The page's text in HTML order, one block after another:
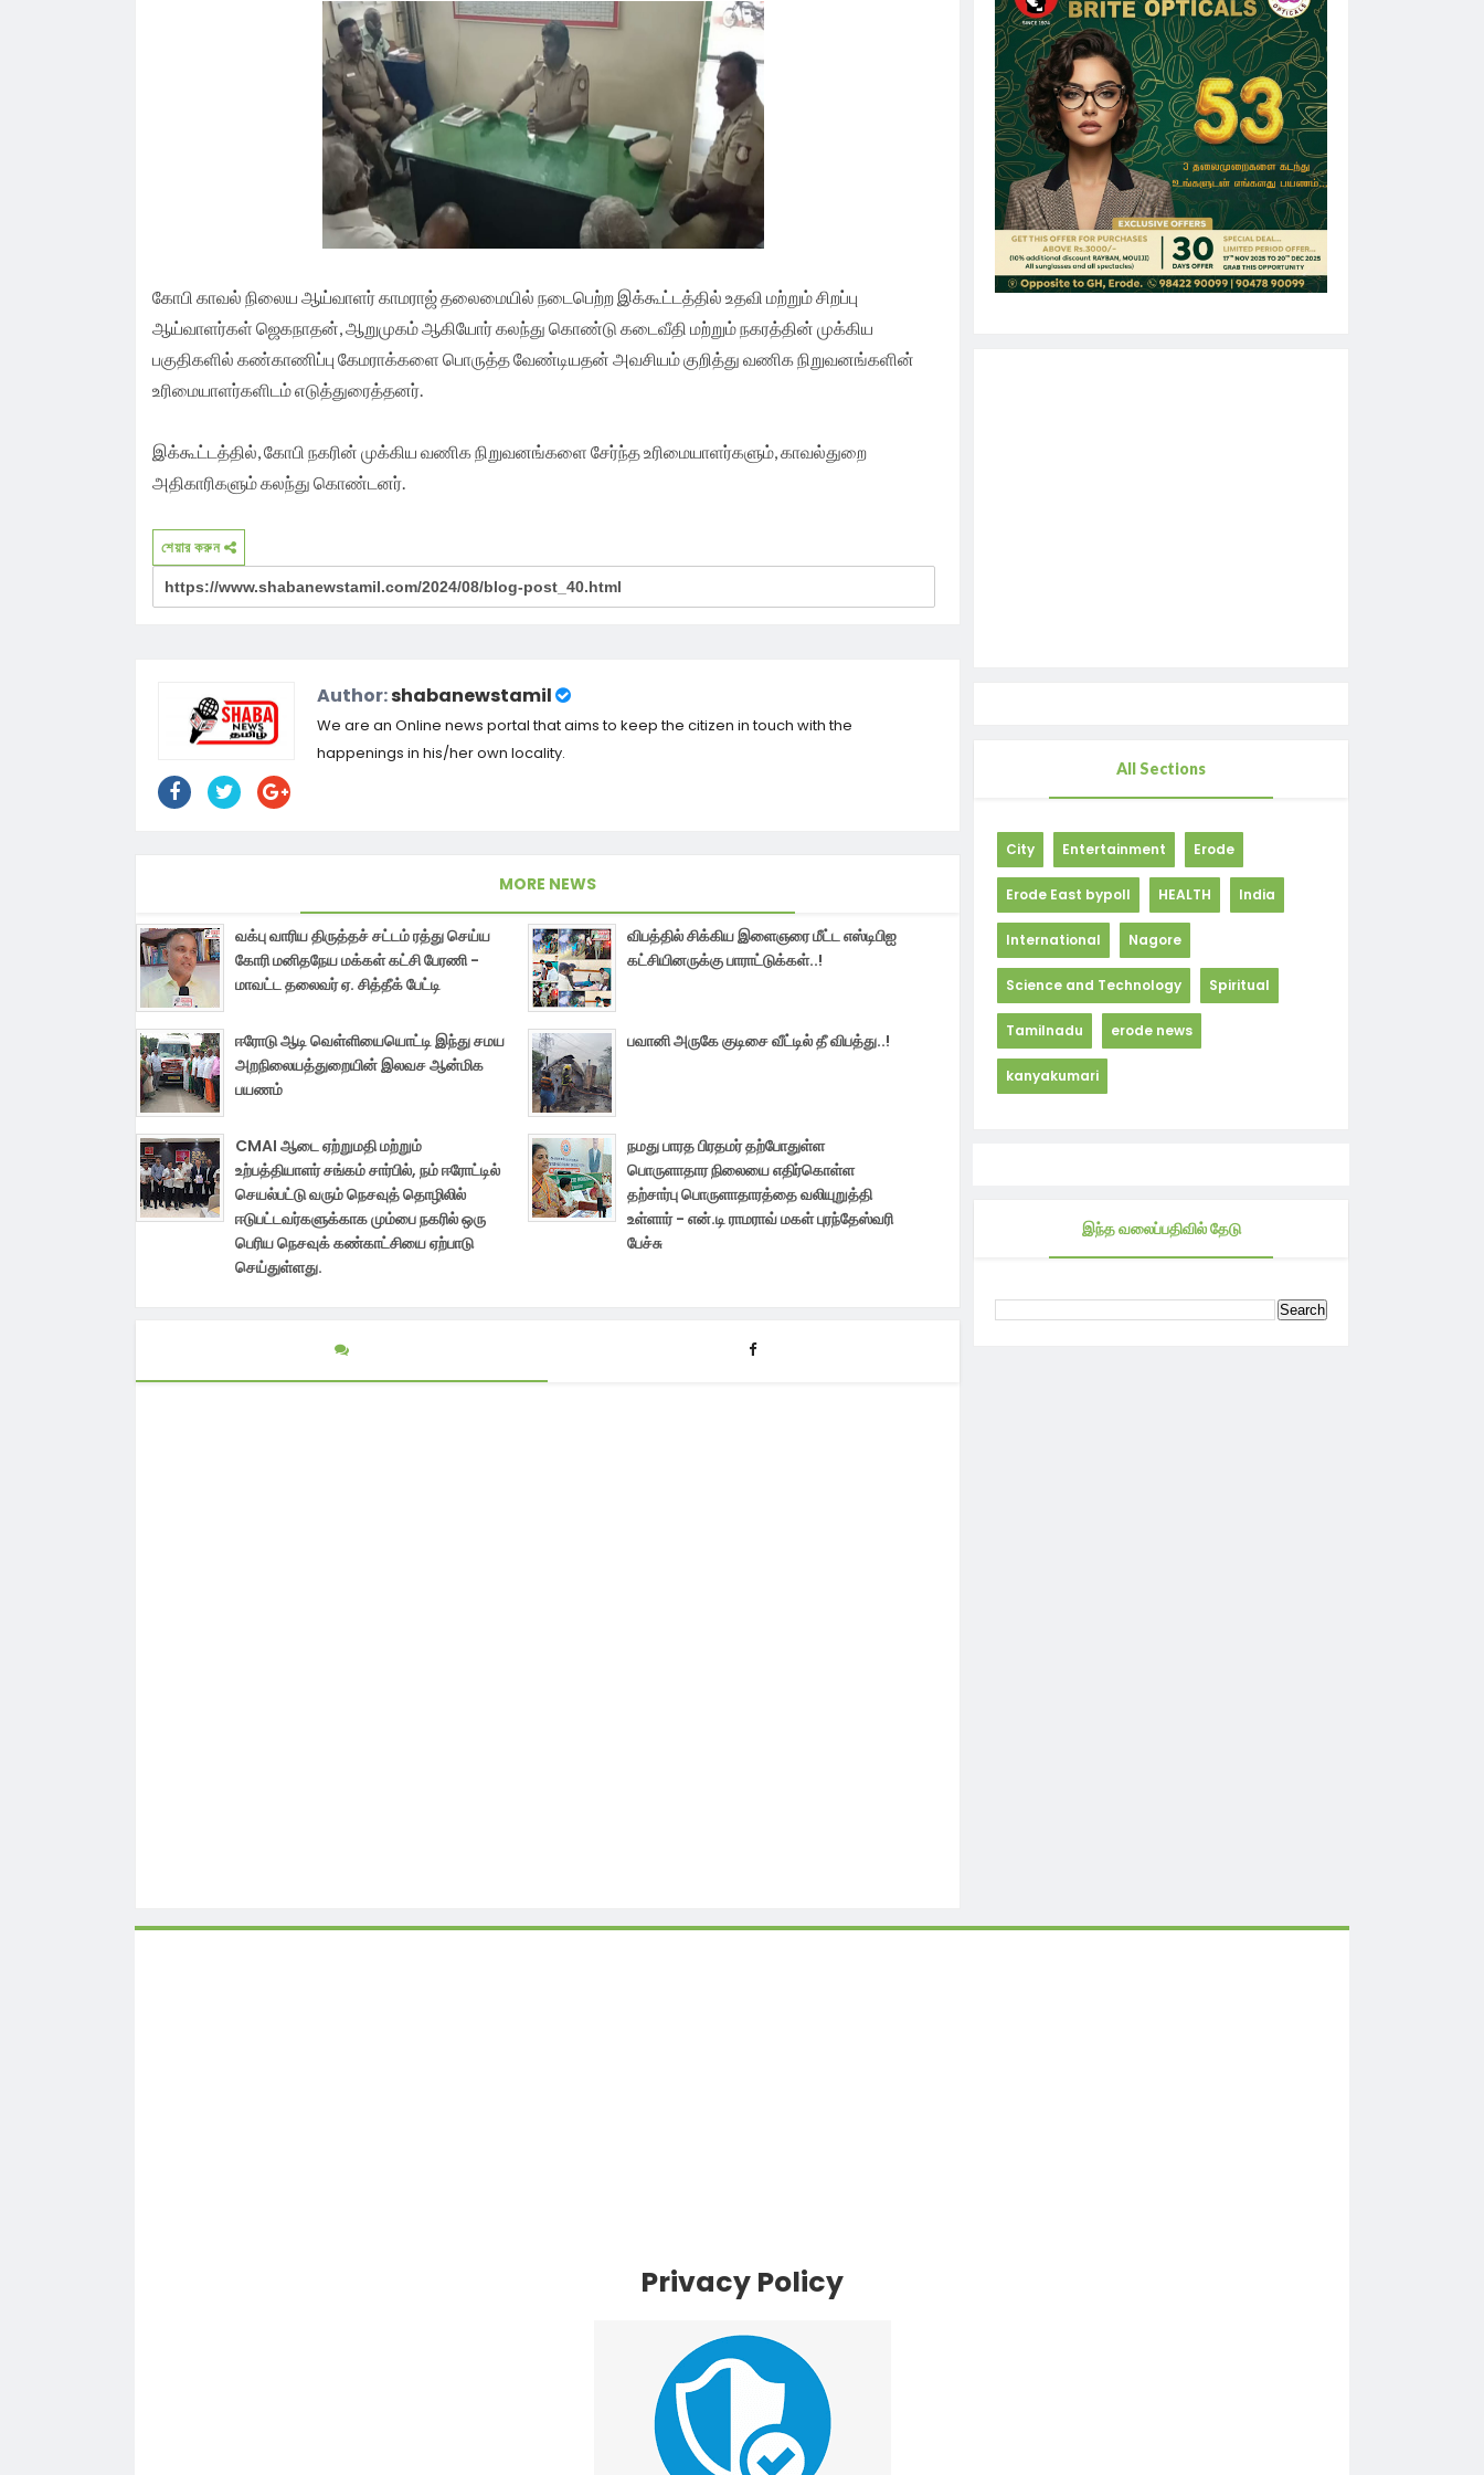
கோபி காவல் நிலைய ஆய்வாளர் காமராஜ் தலைமையில் நடைபெற்ற இக்கூட்டத்தில் உதவி மற்றும் சிறப்பு
ஆய்வாளர்கள் ஜெகநாதன், ஆறுமுகம் ஆகியோர் கலந்து கொண்டு கடைவீதி மற்றும் நகரத்தின் முக்கிய
பகுதிகளில் கண்காணிப்பு கேமராக்களை பொருத்த வேண்டியதன் அவசியம் குறித்து வணிக நிறுவனங்களின்
உரிமையாளர்களிடம் எடுத்துரைத்தனர்.
இக்கூட்டத்தில், கோபி நகரின் முக்கிய வணிக நிறுவனங்களை சேர்ந்த உரிமையாளர்களும், காவல்துறை
அதிகாரிகளும் கலந்து கொண்டனர்.
শেয়ার করুন
Author:shabanewstamil
We are an Online news portal that aims to keep the citizen in touch with the
happenings in his/her own locality.
MORE NEWS
வக்பு வாரிய திருத்தச் சட்டம் ரத்து செய்ய
கோரி மனிதநேய மக்கள் கட்சி பேரணி -
மாவட்ட தலைவர் ஏ. சித்தீக் பேட்டி
விபத்தில் சிக்கிய இளைஞரை மீட்ட எஸ்டிபிஐ
கட்சியினருக்கு பாராட்டுக்கள்..!
ஈரோடு ஆடி வெள்ளியையொட்டி இந்து சமய
அறநிலையத்துறையின் இலவச ஆன்மிக
பயணம்
பவானி அருகே குடிசை வீட்டில் தீ விபத்து..!
CMAI ஆடை ஏற்றுமதி மற்றும்
உற்பத்தியாளர் சங்கம் சார்பில், நம் ஈரோட்டில்
செயல்பட்டு வரும் நெசவுத் தொழிலில்
ஈடுபட்டவர்களுக்காக மும்பை நகரில் ஒரு
பெரிய நெசவுக் கண்காட்சியை ஏற்பாடு
செய்துள்ளது.
நமது பாரத பிரதமர் தற்போதுள்ள
பொருளாதார நிலையை எதிர்கொள்ள
தற்சார்பு பொருளாதாரத்தை வலியுறுத்தி
உள்ளார் - என்.டி ராமராவ் மகள் புரந்தேஸ்வரி
பேச்சு
All Sections
City Entertainment Erode
Erode East bypoll HEALTH India
International Nagore
Science and Technology Spiritual
Tamilnadu erode news
kanyakumari
இந்த வலைப்பதிவில் தேடு
Privacy Policy